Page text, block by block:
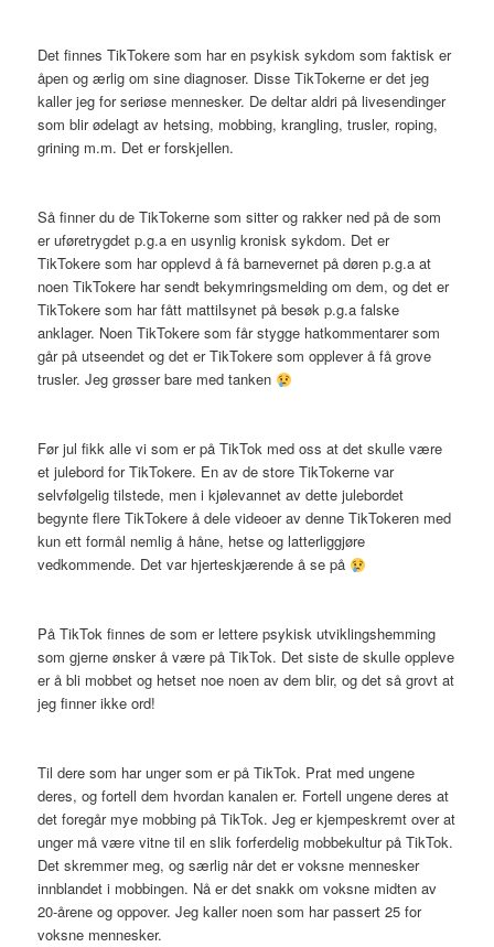
Det finnes TikTokere som har en psykisk sykdom som faktisk er
åpen og ærlig om sine diagnoser. Disse TikTokerne er det jeg
kaller jeg for seriøse mennesker. De deltar aldri på livesendinger
som blir ødelagt av hetsing, mobbing, krangling, trusler, roping,
grining m.m. Det er forskjellen.
Så finner du de TikTokerne som sitter og rakker ned på de som
er uføretrygdet p.g.a en usynlig kronisk sykdom. Det er
TikTokere som har opplevd å få barnevernet på døren p.g.a at
noen TikTokere har sendt bekymringsmelding om dem, og det er
TikTokere som har fått mattilsynet på besøk p.g.a falske
anklager. Noen TikTokere som får stygge hatkommentarer som
går på utseendet og det er TikTokere som opplever å få grove
trusler. Jeg grøsser bare med tanken
Før jul fikk alle vi som er på TikTok med oss at det skulle være
et julebord for TikTokere. En av de store TikTokerne var
selvfølgelig tilstede, men i kjølevannet av dette julebordet
begynte flere TikTokere å dele videoer av denne TikTokeren med
kun ett formål nemlig å håne, hetse og latterliggjøre
vedkommende. Det var hjerteskjærende å se på
På TikTok finnes de som er lettere psykisk utviklingshemming
som gjerne ønsker å være på TikTok. Det siste de skulle oppleve
er å bli mobbet og hetset noe noen av dem blir, og det så grovt at
jeg finner ikke ord!
Til dere som har unger som er på TikTok. Prat med ungene
deres, og fortell dem hvordan kanalen er. Fortell ungene deres at
det foregår mye mobbing på TikTok. Jeg er kjempeskremt over at
unger må være vitne til en slik forferdelig mobbekultur på TikTok.
Det skremmer meg, og særlig når det er voksne mennesker
innblandet i mobbingen. Nå er det snakk om voksne midten av
20-årene og oppover. Jeg kaller noen som har passert 25 for
voksne mennesker.